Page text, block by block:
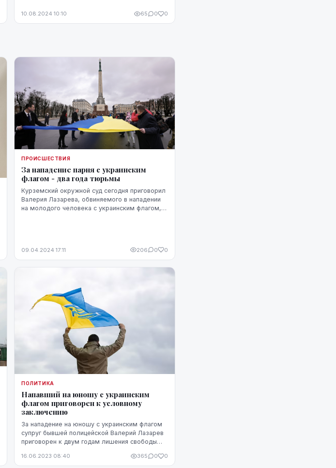
10.08.2024 10:10 65 0 0
ПРОИСШЕСТВИЯ
За нападение парня с украинским
флагом - два года тюрьмы
Курземский окружной суд сегодня приговорил
Валерия Лазарева, обвиняемого в нападении
на молодого человека с украинским флагом, к
09.04.2024 17:11 206 0 0
ПОЛИТИКА
Напавший на юношу с украинским
флагом приговорен к условному
заключению
За нападение на юношу с украинским флагом
супруг бывшей полицейской Валерий Лазарев
приговорен к двум годам лишения свободы
подтвердил адвокат потерпевшего Эго...
16.06.2023 08:40 365 0 0